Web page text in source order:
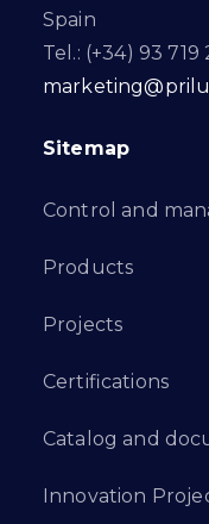
Spain
Tel.: (+34) 93 719
Sitemap
Control and
Products
Projects
Certifications
Catalog and
Innovation